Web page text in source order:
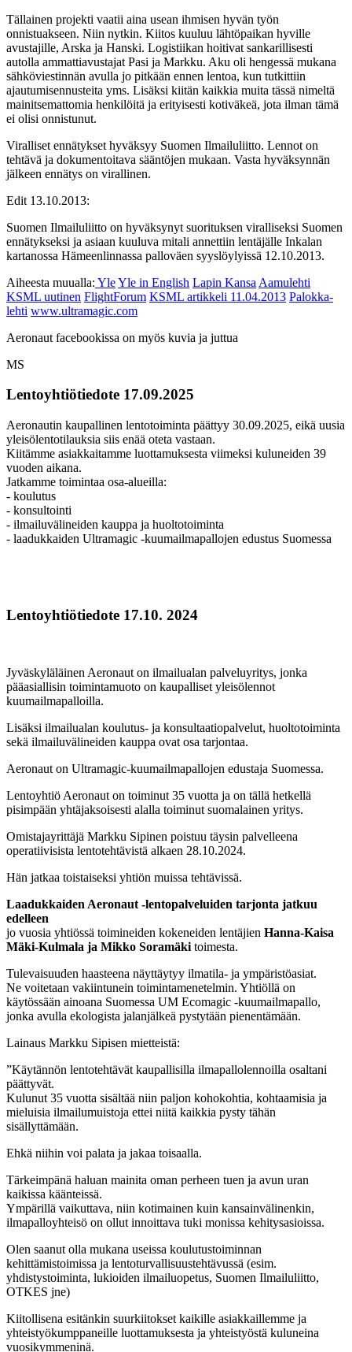
Tällainen projekti vaatii aina usean ihmisen hyvän työn
onnistuakseen. Niin nytkin. Kiitos kuuluu lähtöpaikan hyville
avustajille, Arska ja Hanski. Logistiikan hoitivat sankarillisesti
autolla ammattiavustajat Pasi ja Markku. Aku oli hengessä mukana
sähköviestinnän avulla jo pitkään ennen lentoa, kun tutkittiin
ajautumisennusteita yms. Lisäksi kiitän kaikkia muita tässä nimeltä
mainitsemattomia henkilöitä ja erityisesti kotiväkeä, jota ilman tämä
ei olisi onnistunut.
Viralliset ennätykset hyväksyy Suomen Ilmailuliitto. Lennot on
tehtävä ja dokumentoitava sääntöjen mukaan. Vasta hyväksynnän
jälkeen ennätys on virallinen.
Edit 13.10.2013:
Suomen Ilmailuliitto on hyväksynyt suorituksen viralliseksi Suomen
ennätykseksi ja asiaan kuuluva mitali annettiin lentäjälle Inkalan
kartanossa Hämeenlinnassa palloväen syyslöylyissä 12.10.2013.
Aiheesta muualla: YleYle in English Lapin Kansa Aamulehti
KSML uutinen FlightForum KSML artikkeli 11.04.2013 Palokka-
lehti www.ultramagic.com
Aeronaut facebookissa on myös kuvia ja juttua
MS
Lentoyhtiötiedote 17.09.2025
Aeronautin kaupallinen lentotoiminta päättyy 30.09.2025, eikä uusia
yleisölentotilauksia siis enää oteta vastaan.
Kiitämme asiakkaitamme luottamuksesta viimeksi kuluneiden 39
vuoden aikana.
Jatkamme toimintaa osa-alueilla:
- koulutus
- konsultointi
- ilmailuvälineiden kauppa ja huoltotoiminta
- laadukkaiden Ultramagic -kuumailmapallojen edustus Suomessa
Lentoyhtiötiedote 17.10. 2024
Jyväskyläläinen Aeronaut on ilmailualan palveluyritys, jonka
pääasiallisin toimintamuoto on kaupalliset yleisölennot
kuumailmapalloilla.
Lisäksi ilmailualan koulutus- ja konsultaatiopalvelut, huoltotoiminta
sekä ilmailuvälineiden kauppa ovat osa tarjontaa.
Aeronaut on Ultramagic-kuumailmapallojen edustaja Suomessa.
Lentoyhtiö Aeronaut on toiminut 35 vuotta ja on tällä hetkellä
pisimpään yhtäjaksoisesti alalla toiminut suomalainen yritys.
Omistajayrittäjä Markku Sipinen poistuu täysin palvelleena
operatiivisista lentotehtävistä alkaen 28.10.2024.
Hän jatkaa toistaiseksi yhtiön muissa tehtävissä.
Laadukkaiden Aeronaut -lentopalveluiden tarjonta jatkuu
edelleen
jo vuosia yhtiössä toimineiden kokeneiden lentäjien Hanna-Kaisa
Mäki-Kulmala ja Mikko Soramäki toimesta.
Tulevaisuuden haasteena näyttäytyy ilmatila- ja ympäristöasiat.
Ne voitetaan vakiintunein toimintamenetelmin. Yhtiöllä on
käytössään ainoana Suomessa UM Ecomagic -kuumailmapallo,
jonka avulla ekologista jalanjälkeä pystytään pienentämään.
Lainaus Markku Sipisen mietteistä:
”Käytännön lentotehtävät kaupallisilla ilmapallolennoilla osaltani
päättyvät.
Kulunut 35 vuotta sisältää niin paljon kohokohtia, kohtaamisia ja
mieluisia ilmailumuistoja ettei niitä kaikkia pysty tähän
sisällyttämään.
Ehkä niihin voi palata ja jakaa toisaalla.
Tärkeimpänä haluan mainita oman perheen tuen ja avun uran
kaikissa käänteissä.
Ympärillä vaikuttava, niin kotimainen kuin kansainvälinenkin,
ilmapalloyhteisö on ollut innoittava tuki monissa kehitysasioissa.
Olen saanut olla mukana useissa koulutustoiminnan
kehittämistoimissa ja lentoturvallisuustehtävussä (esim.
yhdistystoiminta, lukioiden ilmailuopetus, Suomen Ilmailuliitto,
OTKES jne)
Kiitollisena esitänkin suurkiitokset kaikille asiakkaillemme ja
yhteistyökumppaneille luottamuksesta ja yhteistyöstä kuluneina
vuosikymmeninä.